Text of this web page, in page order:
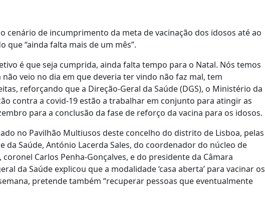
cenário de incumprimento da meta de vacinação dos idosos até ao
que “ainda falta mais de um mês”.
é que seja cumprida, ainda falta tempo para o Natal. Nós temos
veio no dia em que deveria ter vindo não faz mal, tem
reforçando que a Direção-Geral da Saúde (DGS), o Ministério da
contra a covid-19 estão a trabalhar em conjunto para atingir as
para a conclusão da fase de reforço da vacina para os idosos.
no Pavilhão Multiusos deste concelho do distrito de Lisboa, pelas
da Saúde, António Lacerda Sales, do coordenador do núcleo de
Carlos Penha-Gonçalves, e do presidente da Câmara
da Saúde explicou que a modalidade ‘casa aberta’ para vacinar os
pretende também “recuperar pessoas que eventualmente